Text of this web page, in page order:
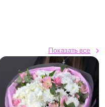
Показать все